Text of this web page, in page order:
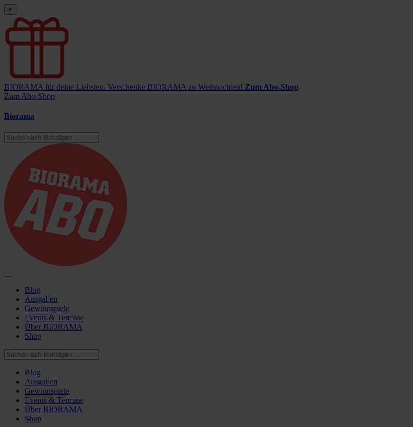
×
BIORAMA für deine Liebsten. Verschenke BIORAMA zu Weihnachten! Zum Abo-Shop
Zum Abo-Shop
Biorama
Blog
Ausgaben
Gewinnspiele
Events & Termine
Über BIORAMA
Shop
Blog
Ausgaben
Gewinnspiele
Events & Termine
Über BIORAMA
Shop